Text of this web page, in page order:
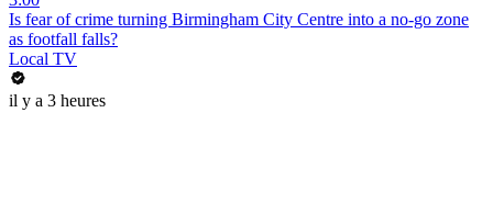
Is fear of crime turning Birmingham City Centre into a no-go zone
as footfall falls?
Local TV
il y a 3 heures